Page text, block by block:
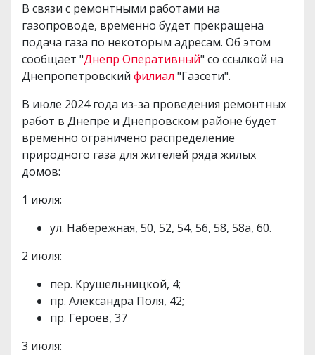
В связи с ремонтными работами на
газопроводе, временно будет прекращена
подача газа по некоторым адресам. Об этом
сообщает "Днепр Оперативный" со ссылкой на
Днепропетровский филиал "Газсети".
В июле 2024 года из-за проведения ремонтных
работ в Днепре и Днепровском районе будет
временно ограничено распределение
природного газа для жителей ряда жилых
домов:
1 июля:
ул. Набережная, 50, 52, 54, 56, 58, 58а, 60.
2 июля:
пер. Крушельницкой, 4;
пр. Александра Поля, 42;
пр. Героев, 37
3 июля: